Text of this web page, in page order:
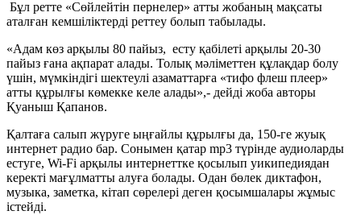
Бұл ретте «Сөйлейтін пернелер» атты жобаның мақсаты
аталған кемшіліктерді реттеу болып табылады.
«Адам көз арқылы 80 пайыз, есту қабілеті арқылы 20-30
пайыз ғана ақпарат алады. Толық мәліметтен құлақдар болу
үшін, мүмкіндігі шектеулі азаматтарға «тифо флеш плеер»
атты құрылғы көмекке келе алады»,- дейді жоба авторы
Қуаныш Қапанов.
Қалтаға салып жүруге ыңғайлы құрылғы да, 150-ге жуық
интернет радио бар. Сонымен қатар mp3 түрінде аудиоларды
естуге, Wi-Fi арқылы интернеттке қосылып уикипедиядан
керекті мағұлматты алуға болады. Одан бөлек диктафон,
музыка, заметка, кітап сөрелері деген қосымшалары жұмыс
істейді.